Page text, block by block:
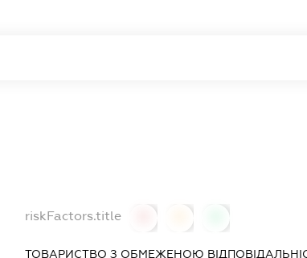
riskFactors.title
ТОВАРИСТВО З ОБМЕЖЕНОЮ